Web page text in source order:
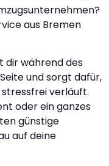
aus Bremen
dir während des
und sorgt dafür,
stressfrei verläuft.
oder ein ganzes
günstige
auf deine